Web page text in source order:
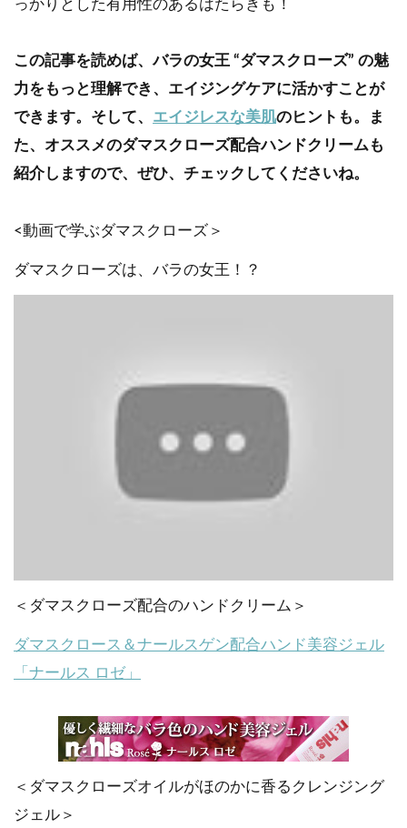
っかりとした有用性のあるはたらきも！
この記事を読めば、バラの女王 “ダマスクローズ” の魅
力をもっと理解でき、エイジングケアに活かすことが
できます。そして、 エイジレスな美肌のヒントも。ま
た、オススメのダマスクローズ配合ハンドクリームも
紹介しますので、ぜひ、チェックしてくださいね。
<動画で学ぶダマスクローズ＞
ダマスクローズは、バラの女王！？
＜ダマスクローズ配合のハンドクリーム＞
ダマスクロース＆ナールスゲン配合ハンド美容ジェル
「ナールス ロゼ」
＜ダマスクローズオイルがほのかに香るクレンジング
ジェル＞